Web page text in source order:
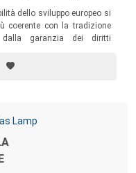
dello sviluppo europeo si
coerente con la tradizione
dalla garanzia dei diritti
ed europeo, e i suoi
di tale modello.
Lamp